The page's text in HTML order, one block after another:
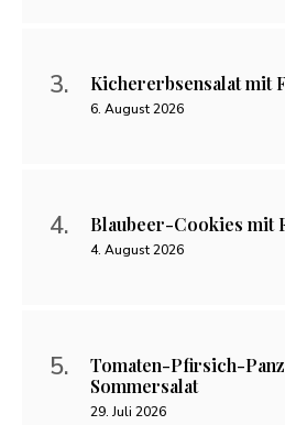
Kichererbsensalat mit
6. August 2026
Blaubeer-Cookies mit
4. August 2026
Tomaten-Pfirsich-
Sommersalat
29. Juli 2026